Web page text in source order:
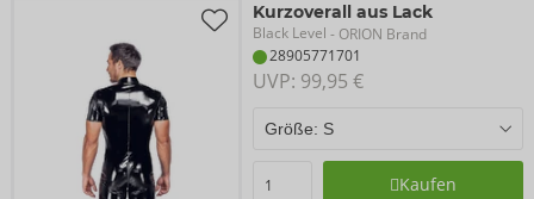
Kurzoverall aus Lack
Black Level - ORION Brand
28905771701
UVP: 99,95 €
Kaufen